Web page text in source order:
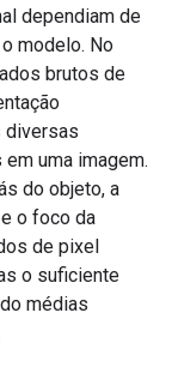
dependiam de
modelo. No
brutos de
diversas
uma imagem.
do objeto, a
o foco da
de pixel
o suficiente
médias